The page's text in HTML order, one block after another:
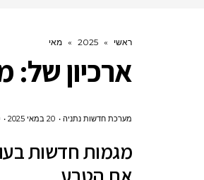
ראשי »
2025
» מאי
ארכיון של:
מערכת חדשות נתניה 20 במאי 2025
מגמות חדשות